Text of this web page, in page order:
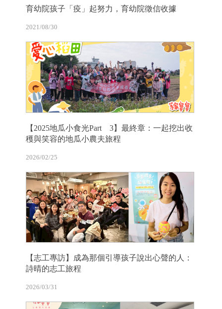
育幼院孩子「疫」起努力，育幼院徵信收據
2021/08/30
【2025地瓜小食光Part 3】最終章：一起挖出收
穫與笑容的地瓜小農夫旅程
2026/02/25
【志工專訪】成為那個引導孩子說出心聲的人：
詩晴的志工旅程
2026/03/31